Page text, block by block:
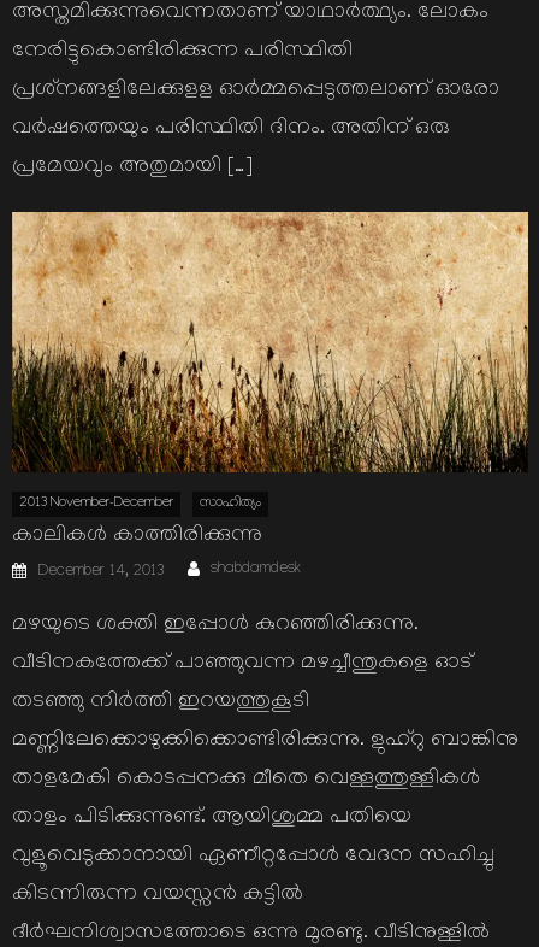
അസ്തമിക്കുന്നുവെന്നതാണ് യാഥാര്‍ത്ഥ്യം. ലോകം
നേരിട്ടുകൊണ്ടിരിക്കുന്ന പരിസ്ഥിതി
പ്രശ്‌നങ്ങളിലേക്കുളള ഓര്‍മ്മപ്പെടുത്തലാണ് ഓരോ
വര്‍ഷത്തെയും പരിസ്ഥിതി ദിനം. അതിന് ഒരു
പ്രമേയവും അതുമായി […]
2013 November-December സാഹിത്യം
കാലികള്‍ കാത്തിരിക്കുന്നു
Posted
on
December 14, 2013 Author
shabdamdesk
മഴയുടെ ശക്തി ഇപ്പോള്‍ കുറഞ്ഞിരിക്കുന്നു.
വീടിനകത്തേക്ക് പാഞ്ഞുവന്ന മഴച്ചീന്തുകളെ ഓട്
തടഞ്ഞു നിര്‍ത്തി ഇറയത്തുകൂടി
മണ്ണിലേക്കൊഴുക്കിക്കൊണ്ടിരിക്കുന്നു. ളുഹ്റു ബാങ്കിനു
താളമേകി കൊടപ്പനക്കു മീതെ വെള്ളത്തുള്ളികള്‍
താളം പിടിക്കുന്നുണ്ട്. ആയിശുമ്മ പതിയെ
വുളൂവെടുക്കാനായി ഏണീറ്റപ്പോള്‍ വേദന സഹിച്ചു
കിടന്നിരുന്ന വയസ്സന്‍ കട്ടില്‍
ദീര്‍ഘനിശ്വാസത്തോടെ ഒന്നു മുരണ്ടു. വീടിനുള്ളില്‍